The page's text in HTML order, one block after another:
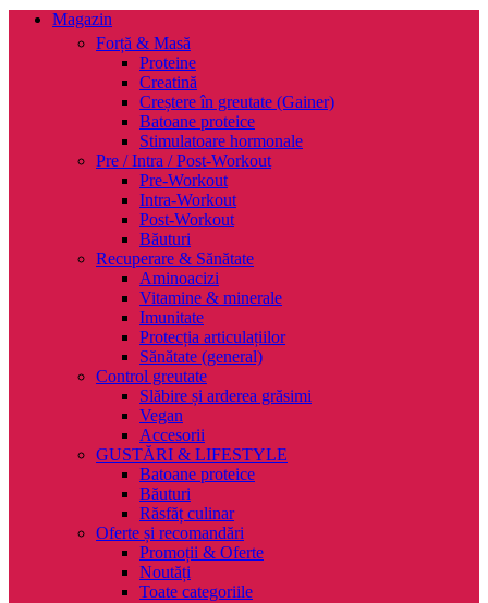
Magazin
Forță & Masă
Proteine
Creatină
Creștere în greutate (Gainer)
Batoane proteice
Stimulatoare hormonale
Pre / Intra / Post-Workout
Pre-Workout
Intra-Workout
Post-Workout
Băuturi
Recuperare & Sănătate
Aminoacizi
Vitamine & minerale
Imunitate
Protecția articulațiilor
Sănătate (general)
Control greutate
Slăbire și arderea grăsimi
Vegan
Accesorii
GUSTĂRI & LIFESTYLE
Batoane proteice
Băuturi
Răsfăț culinar
Oferte și recomandări
Promoții & Oferte
Noutăți
Toate categoriile